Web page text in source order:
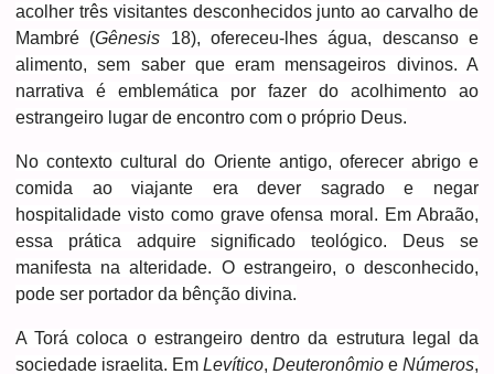
acolher três visitantes desconhecidos junto ao carvalho de
Mambré (Gênesis 18), ofereceu-lhes água, descanso e
alimento, sem saber que eram mensageiros divinos. A
narrativa é emblemática por fazer do acolhimento ao
estrangeiro lugar de encontro com o próprio Deus.
No contexto cultural do Oriente antigo, oferecer abrigo e
comida ao viajante era dever sagrado e negar
hospitalidade visto como grave ofensa moral. Em Abraão,
essa prática adquire significado teológico. Deus se
manifesta na alteridade. O estrangeiro, o desconhecido,
pode ser portador da bênção divina.
A Torá coloca o estrangeiro dentro da estrutura legal da
sociedade israelita. Em Levítico, Deuteronômio e Números,